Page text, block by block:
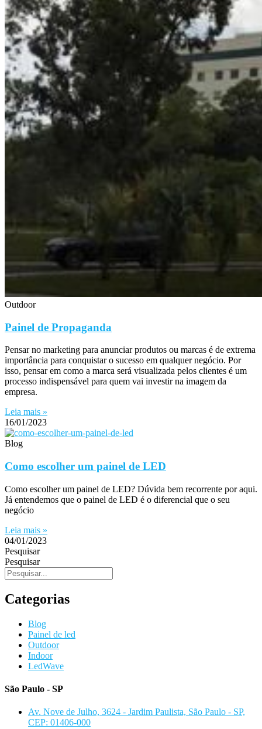
Outdoor
Painel de Propaganda
Pensar no marketing para anunciar produtos ou marcas é de extrema
importância para conquistar o sucesso em qualquer negócio. Por
isso, pensar em como a marca será visualizada pelos clientes é um
processo indispensável para quem vai investir na imagem da
empresa.
Leia mais »
16/01/2023
Blog
Como escolher um painel de LED
Como escolher um painel de LED? Dúvida bem recorrente por aqui.
Já entendemos que o painel de LED é o diferencial que o seu
negócio
Leia mais »
04/01/2023
Pesquisar
Pesquisar
Categorias
Blog
Painel de led
Outdoor
Indoor
LedWave
São Paulo - SP
Av. Nove de Julho, 3624 - Jardim Paulista, São Paulo - SP,
CEP: 01406-000